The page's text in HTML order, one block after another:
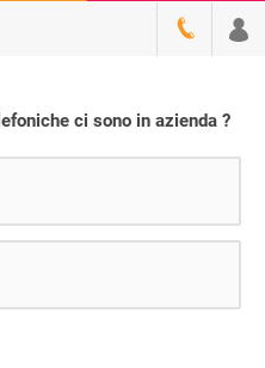
ci sono in azienda ?